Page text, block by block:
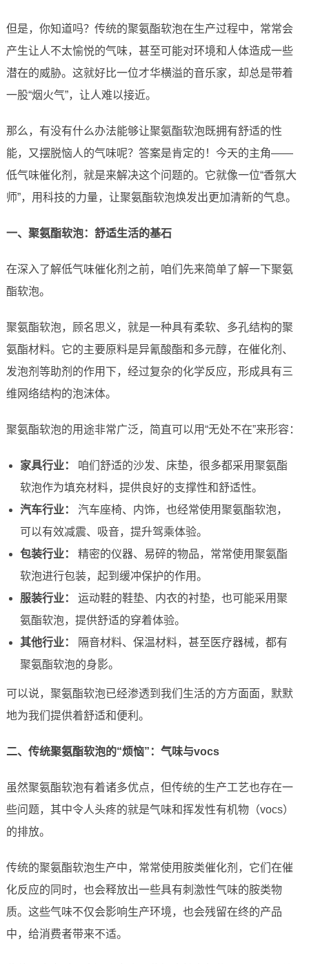
但是，你知道吗？传统的聚氨酯软泡在生产过程中，常常会
产生让人不太愉悦的气味，甚至可能对环境和人体造成一些
潜在的威胁。这就好比一位才华横溢的音乐家，却总是带着
一股“烟火气”，让人难以接近。
那么，有没有什么办法能够让聚氨酯软泡既拥有舒适的性
能，又摆脱恼人的气味呢？答案是肯定的！今天的主角——
低气味催化剂，就是来解决这个问题的。它就像一位“香氛大
师”，用科技的力量，让聚氨酯软泡焕发出更加清新的气息。
一、聚氨酯软泡：舒适生活的基石
在深入了解低气味催化剂之前，咱们先来简单了解一下聚氨
酯软泡。
聚氨酯软泡，顾名思义，就是一种具有柔软、多孔结构的聚
氨酯材料。它的主要原料是异氰酸酯和多元醇，在催化剂、
发泡剂等助剂的作用下，经过复杂的化学反应，形成具有三
维网络结构的泡沫体。
聚氨酯软泡的用途非常广泛，简直可以用“无处不在”来形容：
家具行业：
咱们舒适的沙发、床垫，很多都采用聚氨酯
软泡作为填充材料，提供良好的支撑性和舒适性。
汽车行业：
汽车座椅、内饰，也经常使用聚氨酯软泡，
可以有效减震、吸音，提升驾乘体验。
包装行业：
精密的仪器、易碎的物品，常常使用聚氨酯
软泡进行包装，起到缓冲保护的作用。
服装行业：
运动鞋的鞋垫、内衣的衬垫，也可能采用聚
氨酯软泡，提供舒适的穿着体验。
其他行业：
隔音材料、保温材料，甚至医疗器械，都有
聚氨酯软泡的身影。
可以说，聚氨酯软泡已经渗透到我们生活的方方面面，默默
地为我们提供着舒适和便利。
二、传统聚氨酯软泡的“烦恼”：气味与vocs
虽然聚氨酯软泡有着诸多优点，但传统的生产工艺也存在一
些问题，其中令人头疼的就是气味和挥发性有机物（vocs）
的排放。
传统的聚氨酯软泡生产中，常常使用胺类催化剂，它们在催
化反应的同时，也会释放出一些具有刺激性气味的胺类物
质。这些气味不仅会影响生产环境，也会残留在终的产品
中，给消费者带来不适。